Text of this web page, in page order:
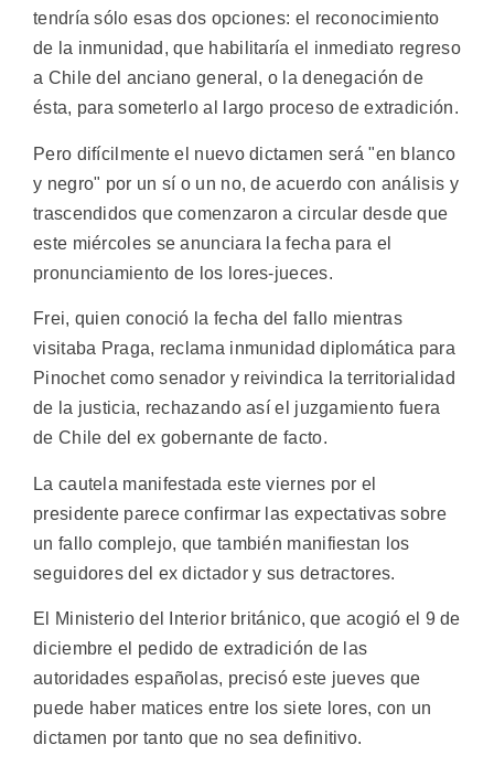
tendría sólo esas dos opciones: el reconocimiento
de la inmunidad, que habilitaría el inmediato regreso
a Chile del anciano general, o la denegación de
ésta, para someterlo al largo proceso de extradición.
Pero difícilmente el nuevo dictamen será "en blanco
y negro" por un sí o un no, de acuerdo con análisis y
trascendidos que comenzaron a circular desde que
este miércoles se anunciara la fecha para el
pronunciamiento de los lores-jueces.
Frei, quien conoció la fecha del fallo mientras
visitaba Praga, reclama inmunidad diplomática para
Pinochet como senador y reivindica la territorialidad
de la justicia, rechazando así el juzgamiento fuera
de Chile del ex gobernante de facto.
La cautela manifestada este viernes por el
presidente parece confirmar las expectativas sobre
un fallo complejo, que también manifiestan los
seguidores del ex dictador y sus detractores.
El Ministerio del Interior británico, que acogió el 9 de
diciembre el pedido de extradición de las
autoridades españolas, precisó este jueves que
puede haber matices entre los siete lores, con un
dictamen por tanto que no sea definitivo.